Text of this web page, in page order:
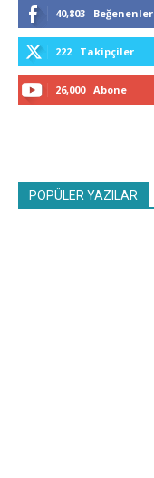
40,803 Beğenenler
222 Takipçiler
26,000 Abone
POPÜLER YAZILAR